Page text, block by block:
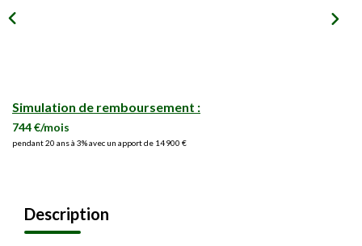
Simulation de remboursement :
744 €/mois
pendant 20 ans à 3% avec un apport de 14 900 €
Description